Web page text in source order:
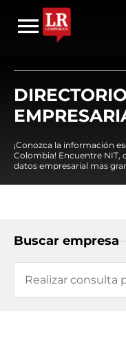
¡Conozca la información
Colombia! Encuentre NIT,
datos empresarial mas
Buscar empresa